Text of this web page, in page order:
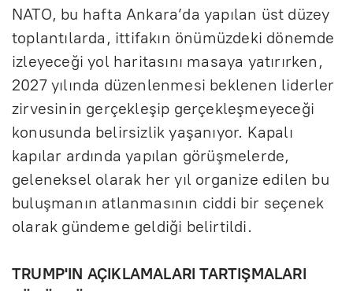
NATO, bu hafta Ankara’da yapılan üst düzey
toplantılarda, ittifakın önümüzdeki dönemde
izleyeceği yol haritasını masaya yatırırken,
2027 yılında düzenlenmesi beklenen liderler
zirvesinin gerçekleşip gerçekleşmeyeceği
konusunda belirsizlik yaşanıyor. Kapalı
kapılar ardında yapılan görüşmelerde,
geleneksel olarak her yıl organize edilen bu
buluşmanın atlanmasının ciddi bir seçenek
olarak gündeme geldiği belirtildi.
TRUMP'IN AÇIKLAMALARI TARTIŞMALARI